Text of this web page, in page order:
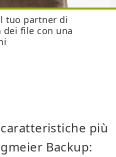
tuo partner di
dei file con una
più
Backup: